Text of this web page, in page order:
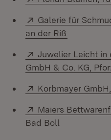
Extern:
Galerie für
an der Riß
Extern:
Juwelier Leicht in
GmbH & Co. KG,
Extern:
Korbmayer
Extern:
Maiers
Bad Boll